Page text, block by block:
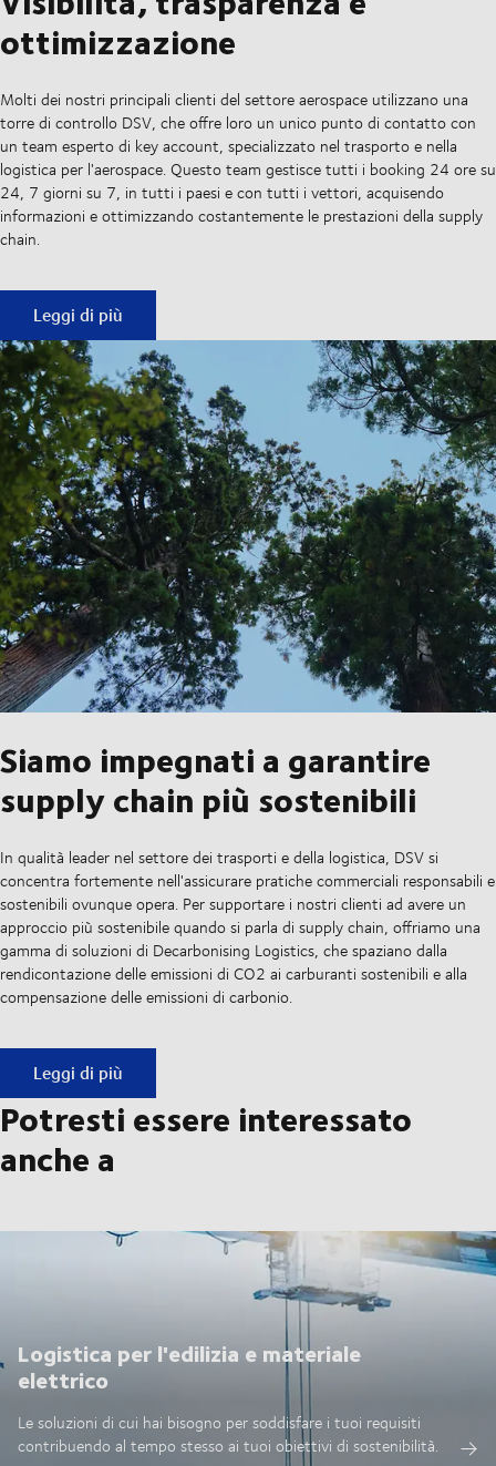
ottimizzazione
Molti dei nostri principali clienti del settore aerospace utilizzano una
torre di controllo DSV, che offre loro un unico punto di contatto con
un team esperto di key account, specializzato nel trasporto e nella
logistica per l'aerospace. Questo team gestisce tutti i booking 24 ore su
24, 7 giorni su 7, in tutti i paesi e con tutti i vettori, acquisendo
informazioni e ottimizzando costantemente le prestazioni della supply
chain.
Visibilità, trasparenza e ottimizzazione
Leggi di più
Siamo impegnati a garantire
supply chain più sostenibili
In qualità leader nel settore dei trasporti e della logistica, DSV si
concentra fortemente nell'assicurare pratiche commerciali responsabili e
sostenibili ovunque opera. Per supportare i nostri clienti ad avere un
approccio più sostenibile quando si parla di supply chain, offriamo una
gamma di soluzioni di Decarbonising Logistics, che spaziano dalla
rendicontazione delle emissioni di CO2 ai carburanti sostenibili e alla
compensazione delle emissioni di carbonio.
Siamo impegnati a garantire supply chain più sostenibili
Leggi di più
Potresti essere interessato
anche a
Logistica per l'edilizia e materiale
elettrico
Le soluzioni di cui hai bisogno per soddisfare i tuoi requisiti
contribuendo al tempo stesso ai tuoi obiettivi di sostenibilità.